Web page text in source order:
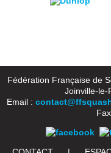
Fédération Française de
Joinville-le-
Email :